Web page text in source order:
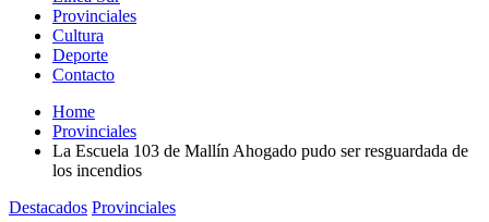
Provinciales
Cultura
Deporte
Contacto
Home
Provinciales
La Escuela 103 de Mallín Ahogado pudo ser resguardada de
los incendios
Destacados Provinciales